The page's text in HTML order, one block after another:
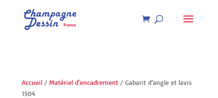
Accueil/ Matériel d'encadrement/ Gabarit d’angle et lavis
1504